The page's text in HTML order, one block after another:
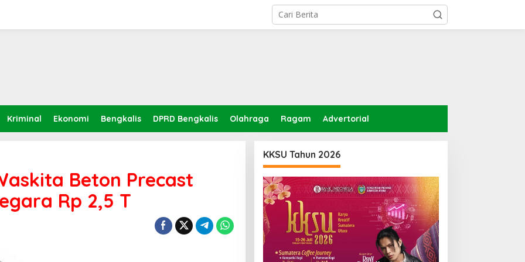
Kriminal Ekonomi Bengkalis DPRD Bengkalis Olahraga Ragam Advertorial
Beton Precast
Rp 2,5 T
KKSU Tahun 2026